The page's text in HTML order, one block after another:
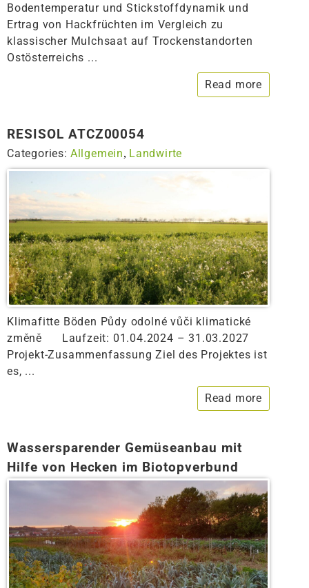
Bodentemperatur und Stickstoffdynamik und
Ertrag von Hackfrüchten im Vergleich zu
klassischer Mulchsaat auf Trockenstandorten
Ostösterreichs ...
Read more
RESISOL ATCZ00054
Categories: Allgemein, Landwirte
Klimafitte Böden Půdy odolné vůči klimatické
změně Laufzeit: 01.04.2024 – 31.03.2027
Projekt-Zusammenfassung Ziel des Projektes ist
es, ...
Read more
Wassersparender Gemüseanbau mit
Hilfe von Hecken im Biotopverbund